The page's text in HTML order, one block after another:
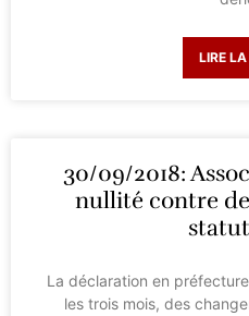
LIRE
30/09/2018:
nullité contre
La déclaration en
les trois mois, des